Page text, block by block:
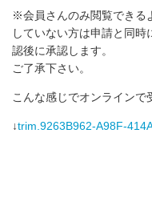
※会員さんのみ閲覧できる
していない方は申請と同
認後に承認します。
ご了承下さい。
こんな感じでオンラインで
↓trim.9263B962-A98F-